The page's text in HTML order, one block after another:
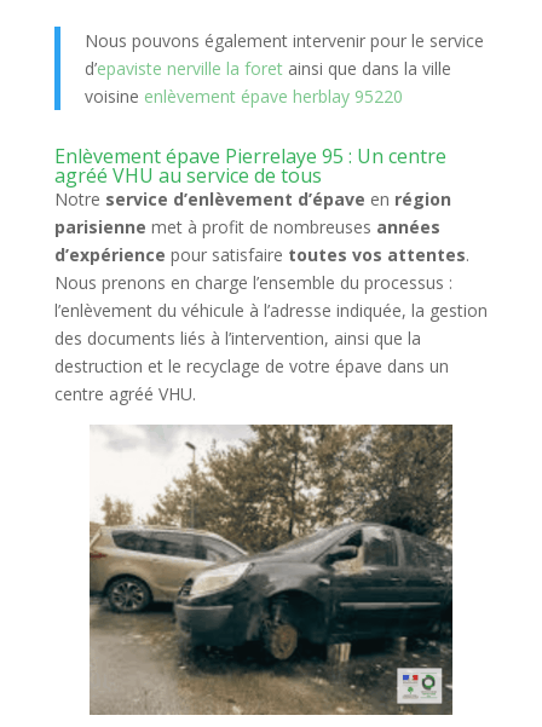
Nous pouvons également intervenir pour le service
d’epaviste nerville la foretainsi que dans la ville
voisine enlèvement épave herblay 95220
Enlèvement épave Pierrelaye 95 : Un centre
agréé VHU au service de tous
Notre service d’enlèvement d’épave en région
parisienne met à profit de nombreuses années
d’expérience pour satisfaire toutes vos attentes.
Nous prenons en charge l’ensemble du processus :
l’enlèvement du véhicule à l’adresse indiquée, la gestion
des documents liés à l’intervention, ainsi que la
destruction et le recyclage de votre épave dans un
centre agréé VHU.